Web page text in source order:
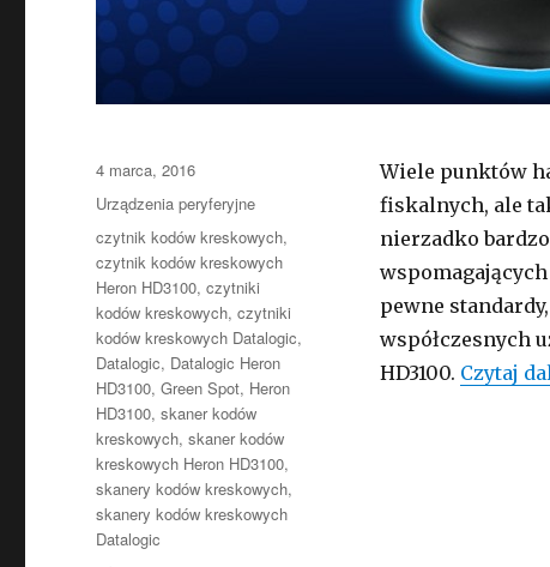
Wiele punktów
fiskalnych, ale
nierzadko
pewne
współczesnych
HD3100. Czytaj
Opublikowano
4 marca, 2016
Kategorie
Urządzenia peryferyjne
Tagi
czytnik kodów kreskowych,
czytnik kodów kreskowych
Heron HD3100,czytniki
kodów kreskowych,czytniki
kodów kreskowych Datalogic,
Datalogic, Datalogic Heron
HD3100,Green Spot, Heron
HD3100,skaner kodów
kreskowych,skaner kodów
kreskowych Heron HD3100,
skanery kodów kreskowych,
skanery kodów kreskowych
Datalogic